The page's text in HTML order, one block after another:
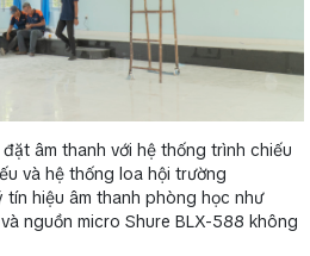
âm thanh với hệ thống trình chiếu
và hệ thống loa hội trường
hiệu âm thanh phòng học như
nguồn micro Shure BLX-588 không